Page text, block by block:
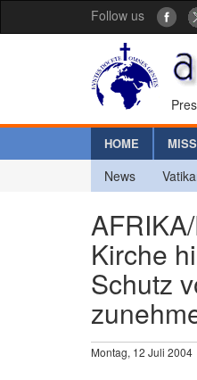
Follow us
HOME
News
Kirche
Schutz
Montag, 12 Juli 2004